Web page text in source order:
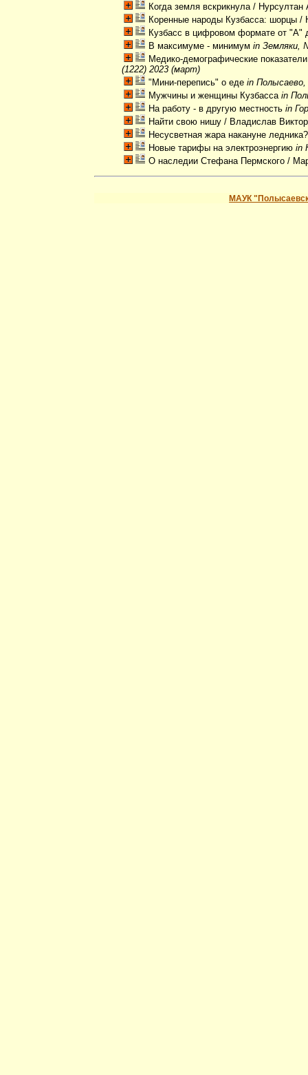
Когда земля вскрикнула/ Нурсултан
Коренные народы Кузбасса: шорцы /
Кузбасс в цифровом формате от "А"
В максимуме - минимум in Земляки,
Медико-демографические
(1222) 2023 (март)
"Мини-перепись" о еде in
Мужчины и женщины Кузбасса in
На работу - в другую местность in
Найти свою нишу / Владислав
Несусветная жара накануне ледника?
Новые тарифы на электроэнергию in
О наследии Стефана Пермского /
МАУК